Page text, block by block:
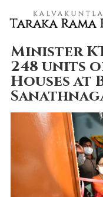
Minister
248 units
Houses at